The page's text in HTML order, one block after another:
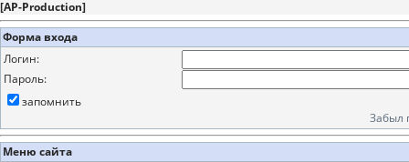
[AP-Production]
Форма входа
Логин:
Пароль:
запомнить
Забыл
Меню сайта